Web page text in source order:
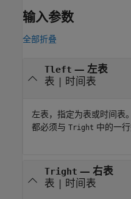
输入参数
全部折叠
Tleft — 左表
表 | 时间表
左表，指定为表或时间表
都必须与 Tright 中的一行
Tright — 右表
表 | 时间表